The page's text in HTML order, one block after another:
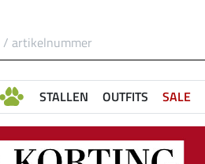
STALLEN OUTFITS SALE